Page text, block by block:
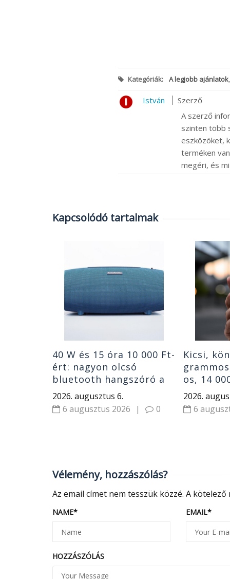
Kategóriák: A legjobb ajánlatok
István
Szerző
A szerző
szinten több
eszközöket,
terméken
megéri, és
Kapcsolódó tartalmak
40 W és 15 óra 10 000 Ft-
ért: nagyon olcsó
bluetooth hangszóró a
SOUNARC R1
2026. augusztus 6.
6 augusztus 2026
| 0
Kicsi,
os, 14
bank:
2026.
6
Vélemény, hozzászólás?
Az email címet nem tesszük közzé. A
NAME* EMAIL*
HOZZÁSZÓLÁS